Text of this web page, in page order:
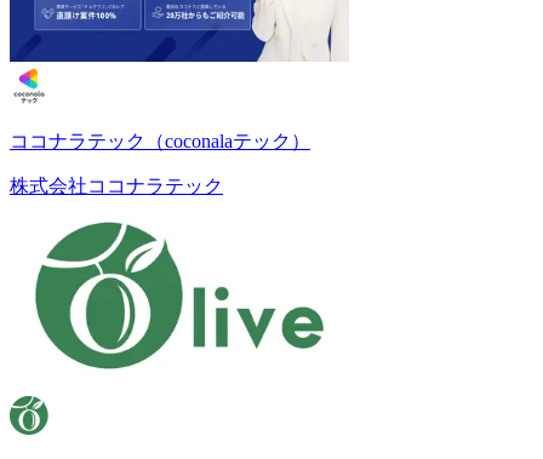
ココナラテック（coconalaテック）
株式会社ココナラテック